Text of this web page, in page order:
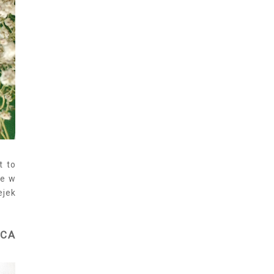
to
w